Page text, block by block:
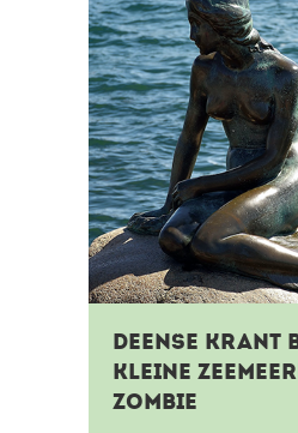
Deense krant
kleine
zombie